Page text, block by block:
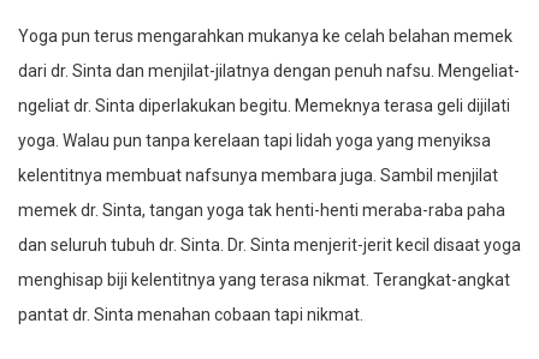
Yoga pun terus mengarahkan mukanya ke celah belahan memek
dari dr. Sinta dan menjilat-jilatnya dengan penuh nafsu. Mengeliat-
ngeliat dr. Sinta diperlakukan begitu. Memeknya terasa geli dijilati
yoga. Walau pun tanpa kerelaan tapi lidah yoga yang menyiksa
kelentitnya membuat nafsunya membara juga. Sambil menjilat
memek dr. Sinta, tangan yoga tak henti-henti meraba-raba paha
dan seluruh tubuh dr. Sinta. Dr. Sinta menjerit-jerit kecil disaat yoga
menghisap biji kelentitnya yang terasa nikmat. Terangkat-angkat
pantat dr. Sinta menahan cobaan tapi nikmat.